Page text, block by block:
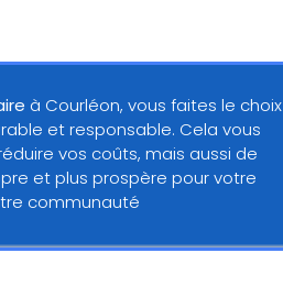
à Courléon, vous faites le choix
et responsable. Cela vous
vos coûts, mais aussi de
et plus prospère pour votre
communauté